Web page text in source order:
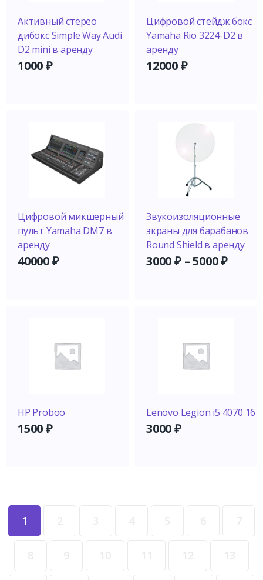
1
Активный стерео
дибокс Simple Way Audi
D2 mini в аренду
1000₽
Цифровой стейдж бокс
Yamaha Rio 3224-D2 в
аренду
12000₽
Цифровой микшерный
пульт Yamaha DM7 в
аренду
40000₽
Звукоизоляционные
экраны для барабанов
Round Shield в аренду
3000₽–5000₽
HP Proboo
1500₽
Lenovo Legion i5 4070 16
3000₽